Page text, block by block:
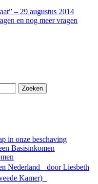
– 29 augustus 2014
en nog meer vragen
Zoeken
in onze beschaving
Basisinkomen
Nederland door Liesbeth
Kamer)